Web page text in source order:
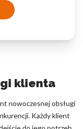
klienta
nowoczesnej obsługi
Każdy klient